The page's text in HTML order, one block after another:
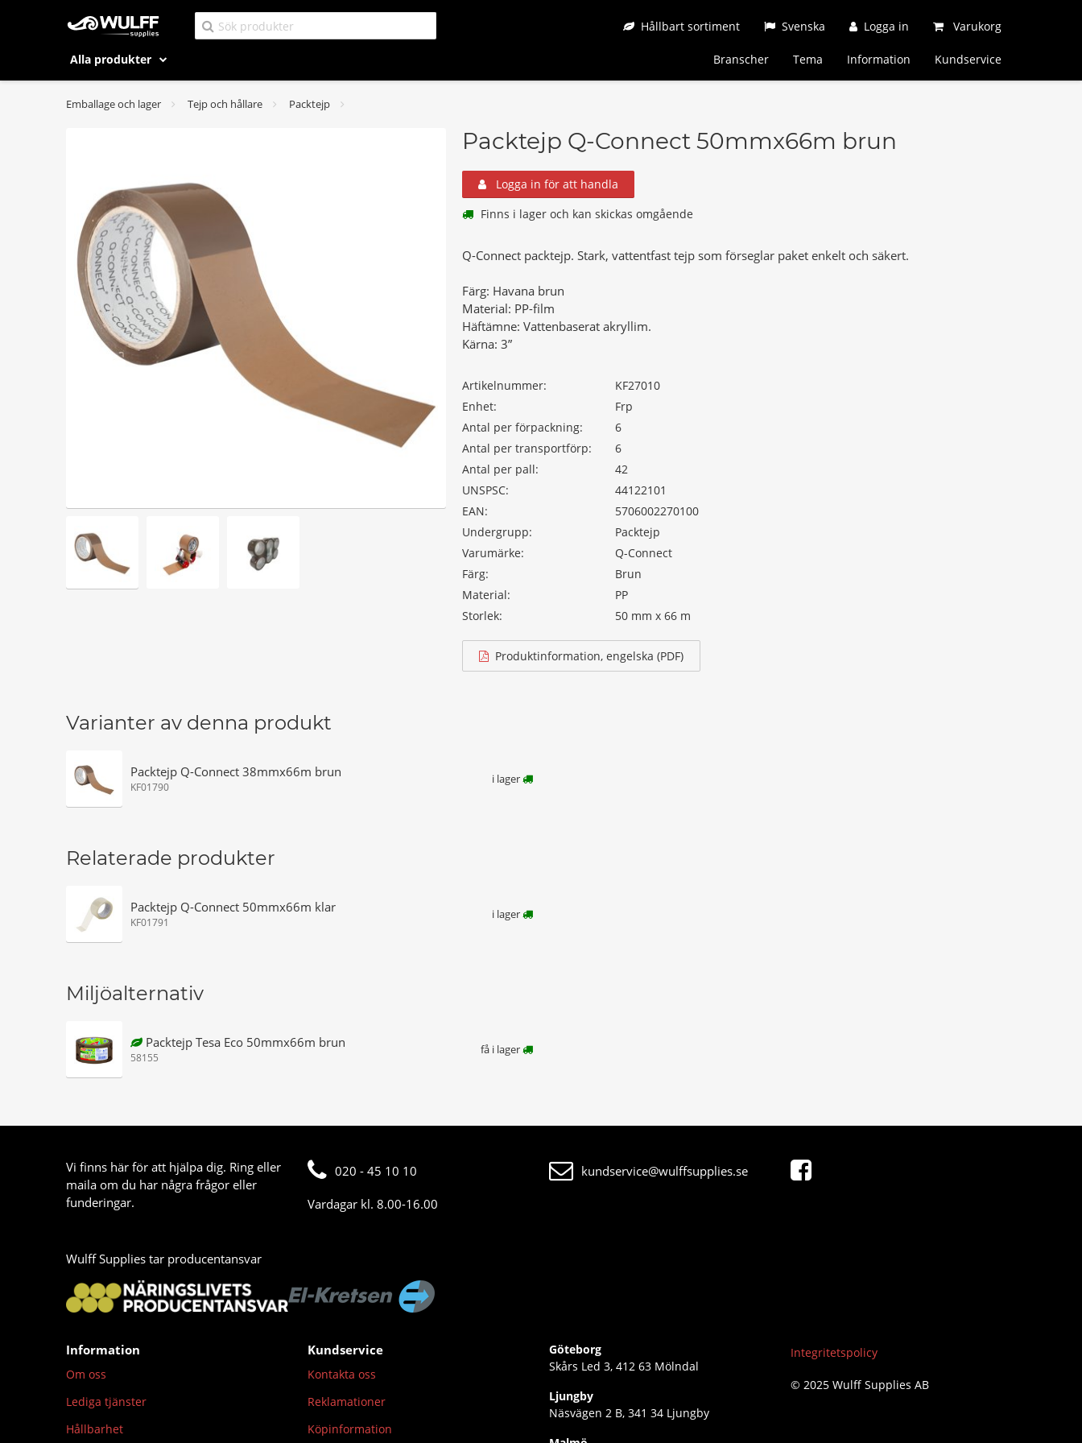
Hållbart sortiment Svenska Logga in Varukorg
Alla produkter Branscher Tema Information Kundservice
Emballage och lager Tejp och hållare Packtejp
Packtejp Q-Connect 50mmx66m brun
Logga in för att handla
Finns i lager och kan skickas omgående
Q-Connect packtejp. Stark, vattentfast tejp som förseglar paket enkelt och säkert.
Färg: Havana brun
Material: PP-film
Häftämne: Vattenbaserat akryllim.
Kärna: 3”
Artikelnummer:
KF27010
Enhet:
Frp
Antal per förpackning:
6
Antal per transportförp:
6
Antal per pall:
42
UNSPSC:
44122101
EAN:
5706002270100
Undergrupp:
Packtejp
Varumärke:
Q-Connect
Färg:
Brun
Material:
PP
Storlek:
50 mm x 66 m
Produktinformation, engelska (PDF)
Varianter av denna produkt
Packtejp Q-Connect 38mmx66m brun
KF01790
i lager
Relaterade produkter
Packtejp Q-Connect 50mmx66m klar
KF01791
i lager
Miljöalternativ
Packtejp Tesa Eco 50mmx66m brun
58155
få i lager
Vi finns här för att hjälpa dig. Ring eller
maila om du har några frågor eller
funderingar.
020 - 45 10 10
Vardagar kl. 8.00-16.00
kundservice@wulffsupplies.se
Wulff Supplies tar producentansvar
Information
Om oss
Lediga tjänster
Hållbarhet
Kundservice
Kontakta oss
Reklamationer
Köpinformation
Göteborg
Skårs Led 3, 412 63 Mölndal
Ljungby
Näsvägen 2 B, 341 34 Ljungby
Integritetspolicy
© 2025 Wulff Supplies AB